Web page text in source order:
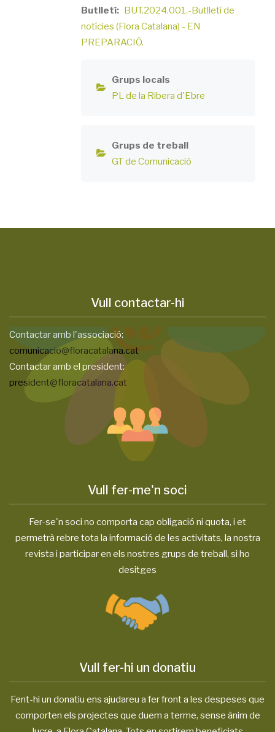
Butlletí
BUT.2024.001.-Butlletí de
notícies (Flora Catalana) - EN
PREPARACIÓ.
Grups locals
PL de la Ribera d'Ebre
Grups de treball
GT de Comunicació
Vull contactar-hi
Contactar amb l'associació:
comunicacio@floracatalana.cat
Contactar amb el president:
president@floracatalana.cat
Vull fer-me'n soci
Fer-se'n soci no comporta cap obligació ni quota, i et
permetrà rebre tota la informació de les activitats, la nostra
revista i participar en els nostres grups de treball, si ho
desitges
Vull fer-hi un donatiu
Fent-hi un donatiu ens ajudareu a fer front a les despeses que
comporten els projectes que duem a terme, sense ànim de